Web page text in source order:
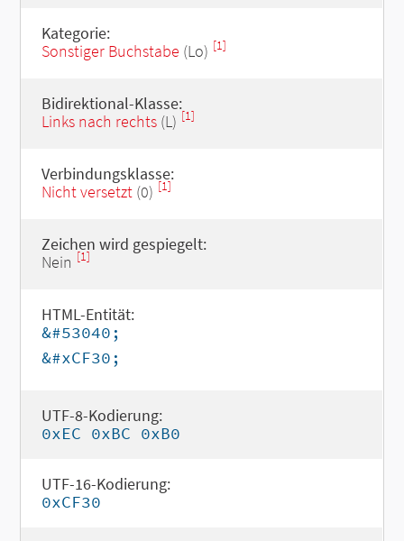
Kategorie:
Sonstiger Buchstabe (Lo) [1]
Bidirektional-Klasse:
Links nach rechts(L) [1]
Verbindungsklasse:
Nicht versetzt(0) [1]
Zeichen wird gespiegelt:
Nein [1]
HTML-Entität:
&#53040;
&#xCF30;
UTF-8-Kodierung:
0xEC 0xBC 0xB0
UTF-16-Kodierung:
0xCF30